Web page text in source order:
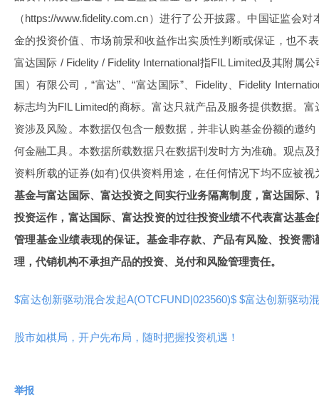
（https://www.fidelity.com.cn）进行了公开披露。中国证监会
金的投资价值、市场前景和收益作出实质性判断或保证，也不
富达国际 / Fidelity / Fidelity International指FIL Limited及其附属
国）有限公司，“富达”、“富达国际”、Fidelity、Fidelity
标志均为FIL Limited的商标。富达只就产品及服务提供数据。
资涉及风险。本数据仅包含一般数据，并非认购基金份额的邀
何金融工具。本数据所载数据只在数据刊发时方为准确。观点
资料所载的证券(如有)仅供资料用途，在任何情况下均不应被
基金与富达国际、富达投资之间实行业务隔离制度，富达国际
投资运作，富达国际、富达投资的过往投资业绩不代表富达基
管理基金业绩表现的保证。基金非存款、产品有风险、投资需
理，代销机构不承担产品的投资、兑付和风险管理责任。
$富达创新驱动混合发起A(OTCFUND|023560)$ $富达创新驱动
股市如棋局，开户先布局，随时把握投资机遇！
举报